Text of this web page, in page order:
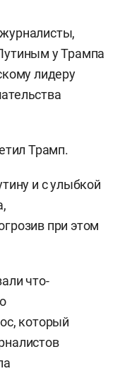
у Трампа
лидеру
Трамп.
и с улыбкой
при этом
что-
который